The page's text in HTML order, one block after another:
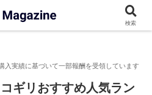
器 チェーンソー 【2024年】
ギリおすすめ人気ラン
検索